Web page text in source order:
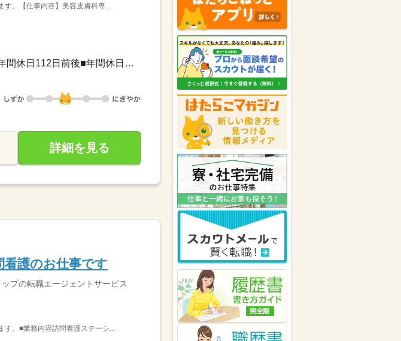
。【仕事内容】美容皮膚科専...
■休日制度週休2日制■休日制度備考シフト制月8～9日休み 年間休日112日前後■年間休日数...
詳細を見る
護のお仕事です
プの転職エージェントサービス
。■業務内容訪問看護ステーシ...
した。
愛知県の女性が パーソルテンプス
タッフ株式会社にキニナルを送り
ました。
静岡県の女性がパーソルテンプス
タッフ株式会社にキニナルを送り
ました。
愛知県の女性がパーソルテンプス
タッフ株式会社にキニナルを送り
ました。
株式会社アレス知立 が愛知県の女
性にキニナルを送りました。
岐阜県の女性が株式会社宣通にキ
ニナルを送りました。
愛知県の男性が斉藤運送有限会社
にキニナルを送りました。
静岡県の女性が 株式会社日商
ニナルを送りました。
愛知県の男性が
株式会社ワークナ
ビ 岡崎支店 にキニナルを送りま
した。
愛知県の女性が
株式会社(全国)
にキニナルを送り